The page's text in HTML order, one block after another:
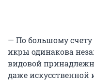
— По большому
икры одинакова
видовой
даже